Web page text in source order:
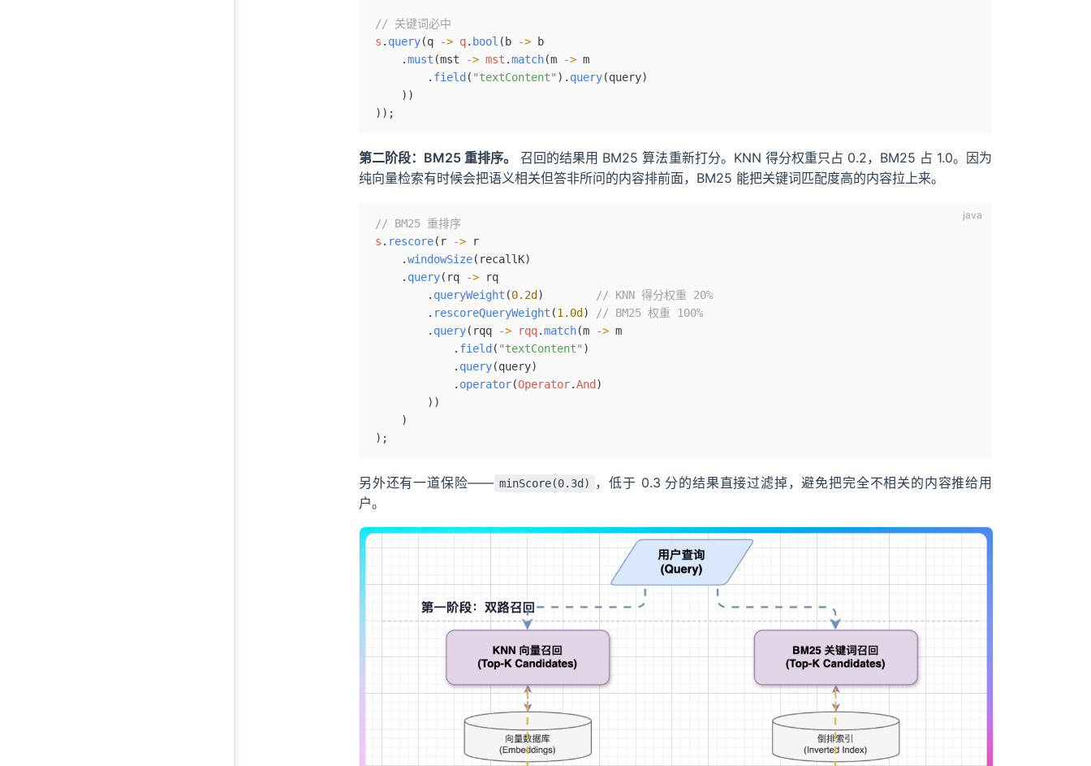
// 关键词必中
s . query(q -> q. bool (b -> b
    .
must (mst -> mst .match(m -> m
        .
field ( "textContent" ). query(query)
    ))
));
第二阶段：BM25 重排序。
召回的结果用 BM25 算法重新打分。KNN 得分权重只占 0.2，BM25 占 1.0。因为
纯向量检索有时候会把语义相关但答非所问的内容排前面，BM25 能把关键词匹配度高的内容拉上来。
// BM25 重排序
s . rescore(r -> r
    .
windowSize(recallK)
    .
query(rq -> rq
        .
queryWeight (0.2d )
// KNN 得分权重 20%
        .
rescoreQueryWeight (1.0d )
// BM25 权重 100%
        .
query(rqq -> rqq.match(m -> m
            .
field ( "textContent" )
            .
query(query)
            .
operator(Operator.And )
        ))
    )
);
另外还有一道保险—— minScore(0.3d)
，低于 0.3 分的结果直接过滤掉，避免把完全不相关的内容推给用
户。